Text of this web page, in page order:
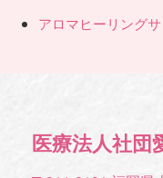
アロマヒーリング
医療法人社